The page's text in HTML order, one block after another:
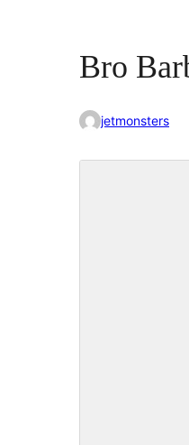
Bro
jetmonsters